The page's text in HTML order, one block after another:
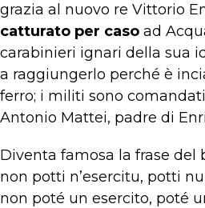
grazia al nuovo re Vittorio
catturato per caso ad
carabinieri ignari della sua
a raggiungerlo perché è
ferro; i militi sono
Antonio Mattei, padre di
Diventa famosa la frase del
non potti n’esercitu, potti
non poté un esercito, poté